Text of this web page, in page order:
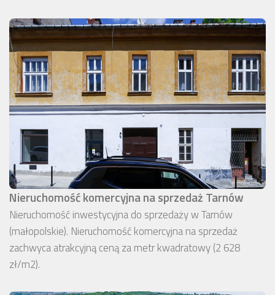
Nieruchomość komercyjna na sprzedaż Tarnów
Nieruchomość inwestycyjna do sprzedaży w Tarnów
(małopolskie). Nieruchomość komercyjna na sprzedaż
zachwyca atrakcyjną ceną za metr kwadratowy (2 628
zł/m2).